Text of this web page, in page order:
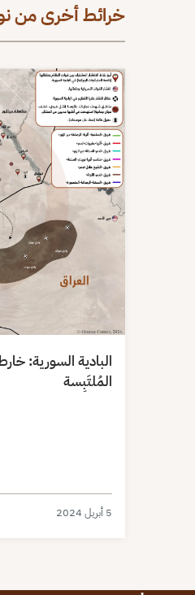
خرائط أخرى من
البادية السورية:
المُلتَبِسة
5 أبريل 2024